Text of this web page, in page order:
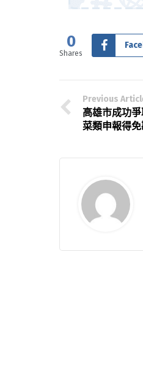
0
Shares
Previous
高雄市成功
菜類申報得